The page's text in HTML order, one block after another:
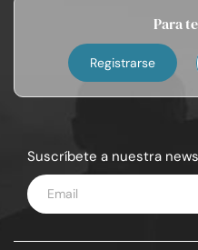
Para
Registrarse
Suscríbete a nuestra
Introduce
tu